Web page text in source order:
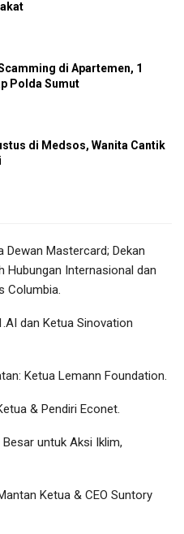
di Apartemen, 1
Polda Sumut
di Medsos, Wanita Cantik
Mastercard; Dekan
Hubungan Internasional dan
Columbia.
dan Ketua Sinovation
Ketua Lemann Foundation.
& Pendiri Econet.
untuk Aksi Iklim,
Ketua & CEO Suntory